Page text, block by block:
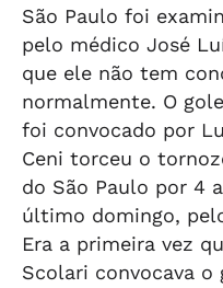
São Paulo foi
pelo médico José
que ele não tem
normalmente. O
foi convocado por
Ceni torceu o
do São Paulo por 4
último domingo,
Era a primeira vez
Scolari convocava